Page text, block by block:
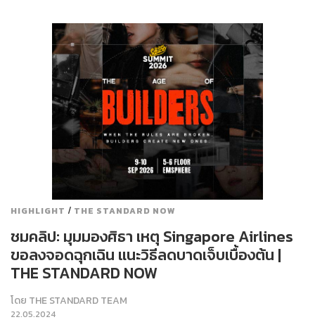
HIGHLIGHT / THE STANDARD NOW
ชมคลิป: มุมมองศิธา เหตุ Singapore Airlines
ขอลงจอดฉุกเฉิน แนะวิธีลดบาดเจ็บเบื้องต้น |
THE STANDARD NOW
โดย THE STANDARD TEAM
22.05.2024